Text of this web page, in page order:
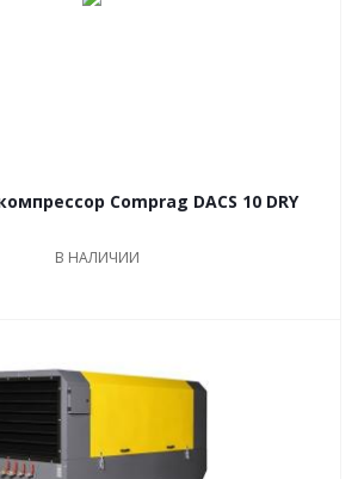
Comprag DACS 10 DRY
В НАЛИЧИИ